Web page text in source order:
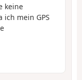
keine
mein GPS